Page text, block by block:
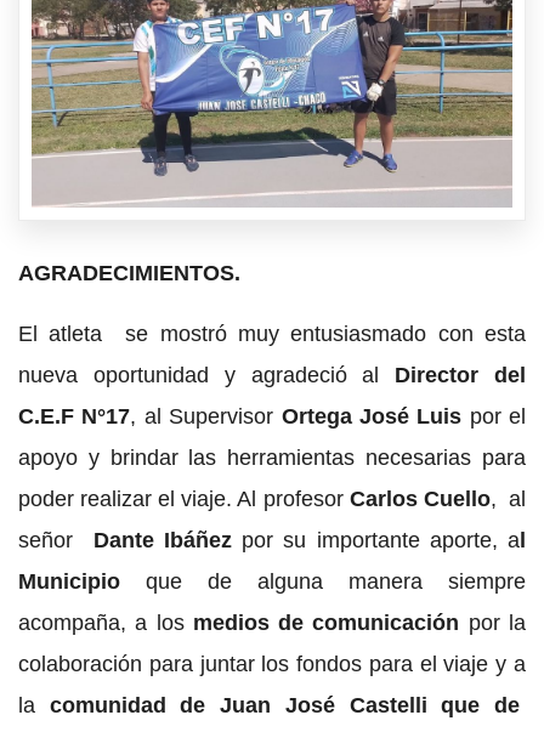
AGRADECIMIENTOS.
El atleta se mostró muy entusiasmado con esta
nueva oportunidad y agradeció al Director del
C.E.F N°17, al Supervisor Ortega José Luis por el
apoyo y brindar las herramientas necesarias para
poder realizar el viaje. Al profesor Carlos Cuello, al
señor Dante Ibáñezpor su importante aporte, a
Municipio que de alguna manera siempre
acompaña, a los medios de comunicación por la
colaboración para juntar los fondos para el viaje y a
la comunidad de Juan José Castelli que de